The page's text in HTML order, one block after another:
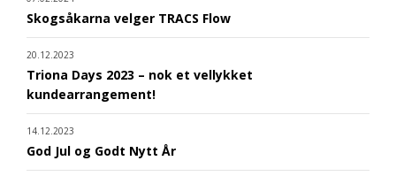
Skogsåkarna velger TRACS Flow
20.12.2023
Triona Days 2023 – nok et vellykket
kundearrangement!
14.12.2023
God Jul og Godt Nytt År